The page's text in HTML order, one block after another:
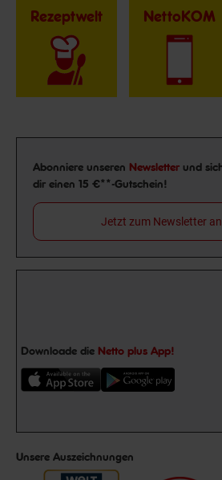
Rezeptwelt NettoKOM
Newsletter Anmeldung
Abonniere unseren Newsletter und
dir einen 15 €**-Gutschein!
Jetzt zum Newsletter
Downloade die Netto plus App!
Unsere Auszeichnungen